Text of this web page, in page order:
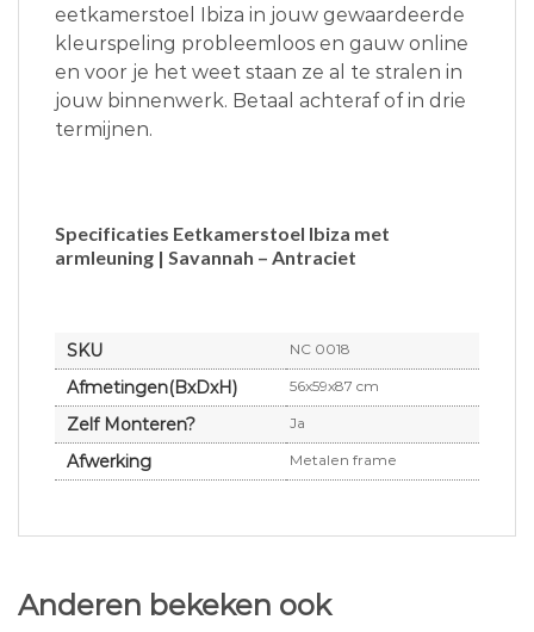
eetkamerstoel Ibiza in jouw gewaardeerde
kleurspeling probleemloos en gauw online
en voor je het weet staan ze al te stralen in
jouw binnenwerk. Betaal achteraf of in drie
termijnen.
Specificaties Eetkamerstoel Ibiza met
armleuning | Savannah – Antraciet
SKU NC 0018
Afmetingen(BxDxH) 56x59x87 cm
Zelf Monteren? Ja
Afwerking Metalen frame
Anderen bekeken ook